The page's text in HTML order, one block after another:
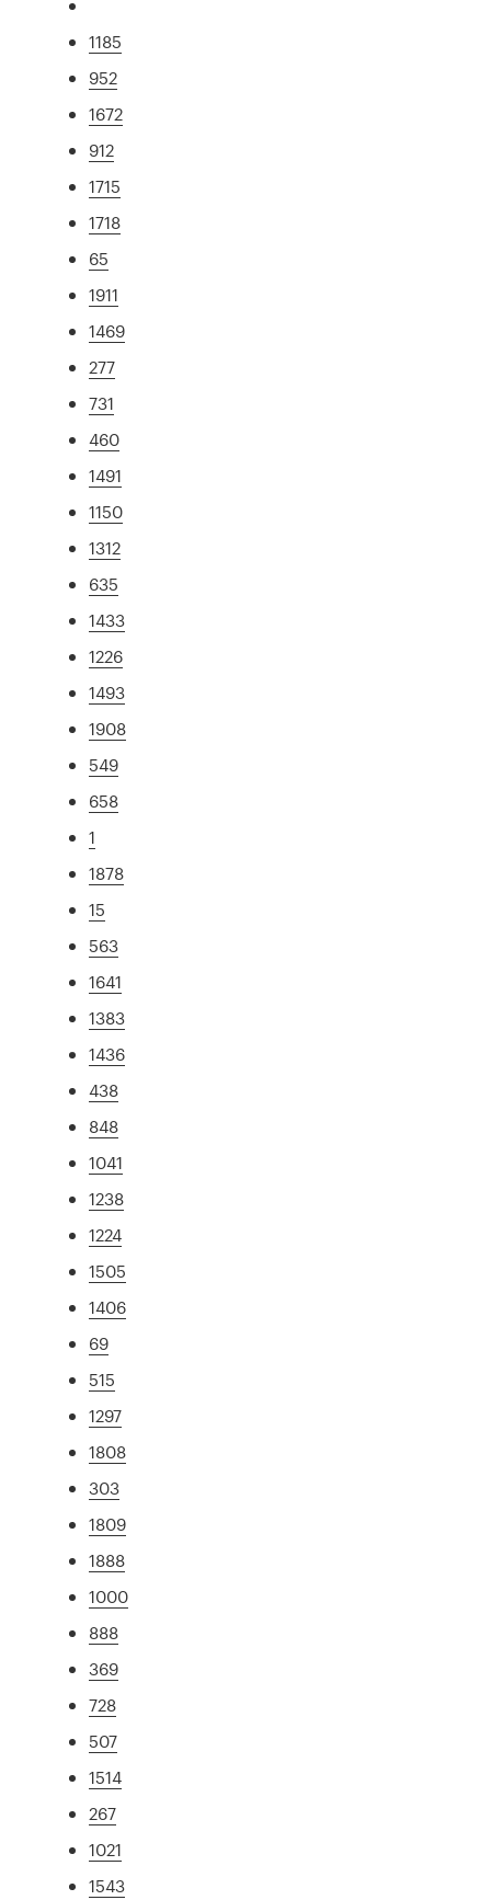
1185
952
1672
912
1715
1718
65
1911
1469
277
731
460
1491
1150
1312
635
1433
1226
1493
1908
549
658
1
1878
15
563
1641
1383
1436
438
848
1041
1238
1224
1505
1406
69
515
1297
1808
303
1809
1888
1000
888
369
728
507
1514
267
1021
1543